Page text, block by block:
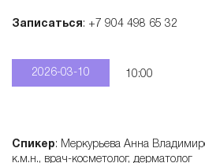
Записаться: +7 904 498 65 32
2026-03-10 10:00
Спикер: Меркурьева Анна
к.м.н., врач-косметолог, дерматолог